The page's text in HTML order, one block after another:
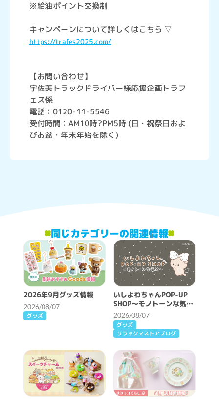
※給油ポイント交換制
キャンペーンについて詳しくはこちら ▽
https://trafes2025.com/
【お問い合わせ】
宇佐美トラックドライバー様応援企画トラフ
ェス係
電話：0120-11-5546
受付時間：AM10時?PM5時 (日・祝祭日およ
びお盆・年末年始を除く)
同じカテゴリーの関連情報
2026年9月グッズ情報
2026/08/07
グッズ
いしよわちゃんPOP-UP
SHOP～モノトーンな気分
～開催決定！
2026/08/07
グッズ
リラックマストアブログ